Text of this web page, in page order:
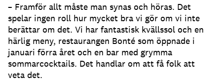
– Framför allt måste man synas och höras. Det
spelar ingen roll hur mycket bra vi gör om vi inte
berättar om det. Vi har fantastisk kvällssol och en
härlig meny, restaurangen Bonté som öppnade i
januari förra året och en bar med grymma
sommarcocktails. Det handlar om att få folk att
veta det.